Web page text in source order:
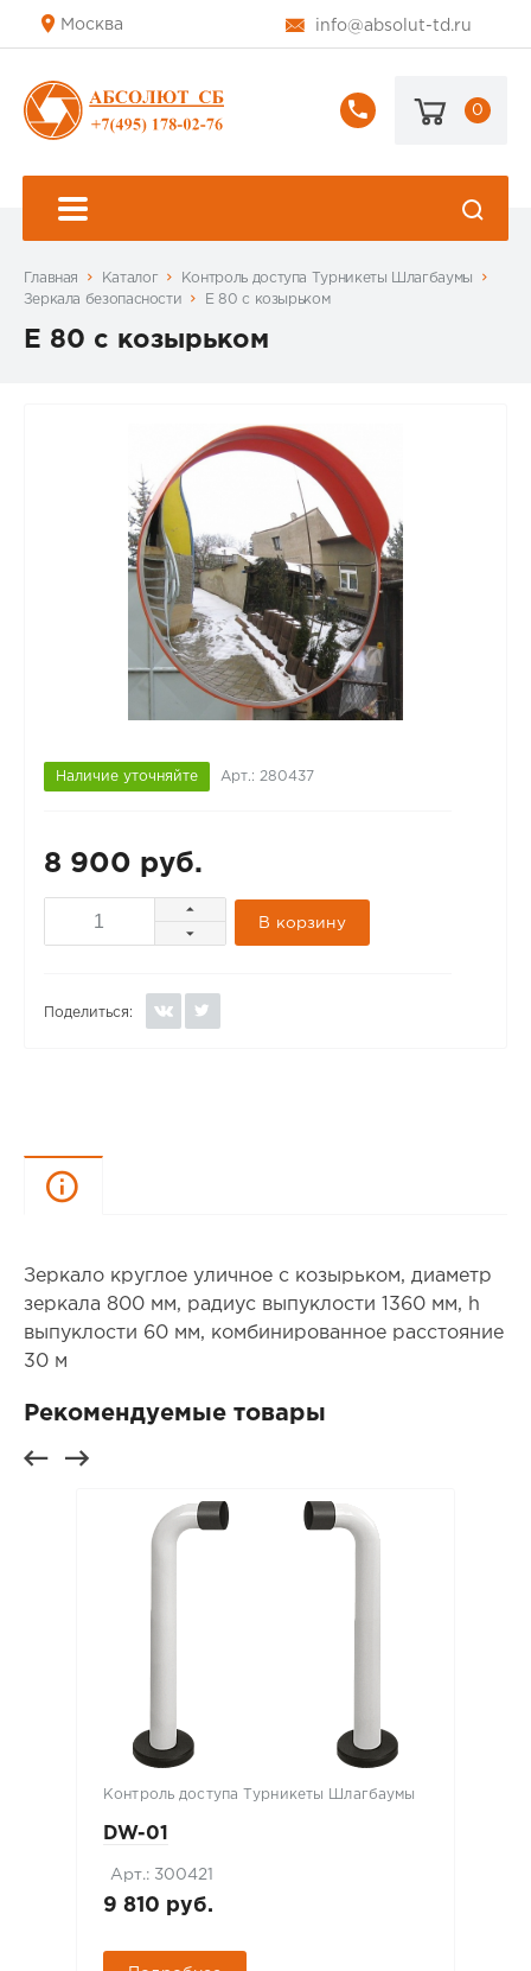
Москва info@absolut-td.ru
+7
178-
0
Главная Каталог
Контроль доступа Турникеты Шлагбаумы
Зеркала безопасности
E 80 с козырьком
E 80 с козырьком
Наличие уточняйте Арт.: 280437
8 900 руб.
В корзину
Поделиться:
Зеркало круглое уличное с козырьком, диаметр
зеркала 800 мм, радиус выпуклости 1360 мм, h
выпуклости 60 мм, комбинированное расстояние
30 м
Рекомендуемые товары
Контроль доступа Турникеты Шлагбаумы
DW-01
Арт.: 300421
9 810 руб.